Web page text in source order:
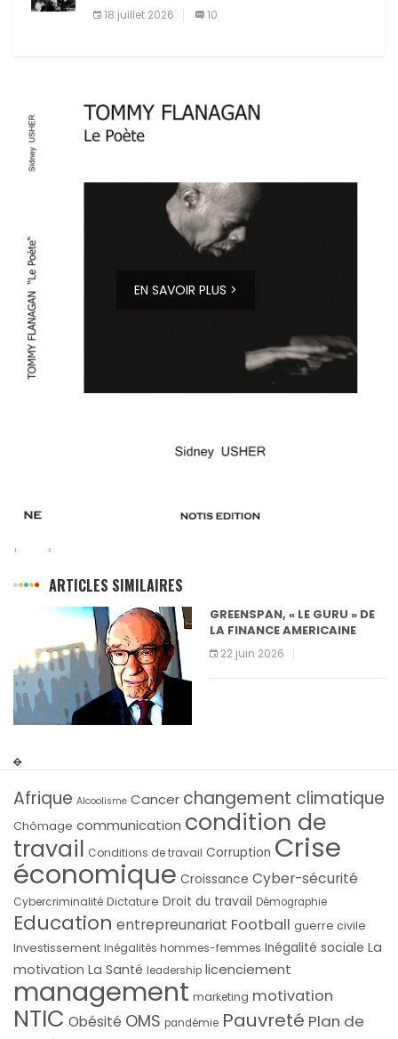
18 juillet 2026 10
EN SAVOIR PLUS >
ARTICLES SIMILAIRES
GREENSPAN, « LE GURU » DE
LA FINANCE AMERICAINE
22 juin 2026
Afrique Alcoolisme Cancer changement climatique
Chômage communication condition de
travail Conditions de travail Corruption Crise
économique Croissance Cyber-sécurité
Cybercriminalité Dictature Droit du travail Démographie
Education entrepreunariat Football guerre civile
Investissement Inégalités hommes-femmes Inégalité sociale La
motivation La Santé leadership licenciement
management marketing motivation
NTIC Obésité OMS pandémie Pauvreté Plan de